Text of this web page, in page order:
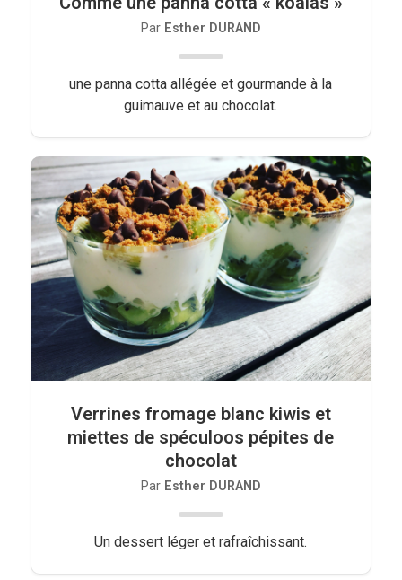
Par Esther DURAND
une panna cotta allégée et gourmande à la
guimauve et au chocolat.
Verrines fromage blanc kiwis et
miettes de spéculoos pépites de
chocolat
Par Esther DURAND
Un dessert léger et rafraîchissant.